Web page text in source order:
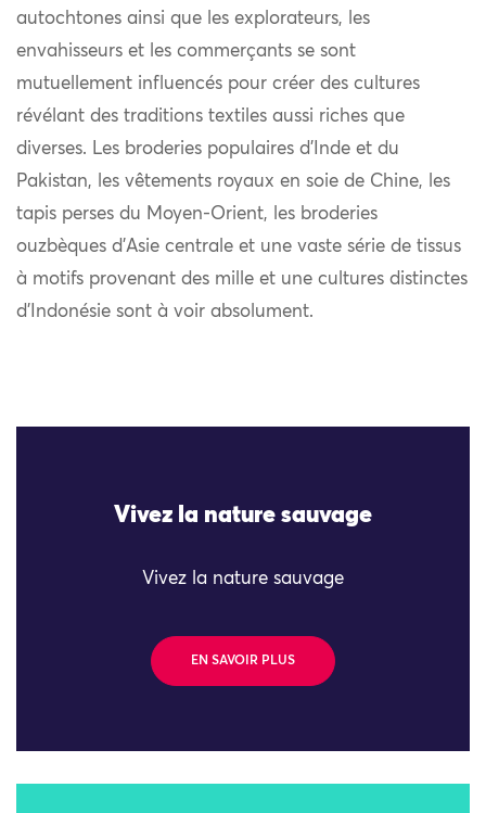
autochtones ainsi que les explorateurs, les
envahisseurs et les commerçants se sont
mutuellement influencés pour créer des cultures
révélant des traditions textiles aussi riches que
diverses. Les broderies populaires d’Inde et du
Pakistan, les vêtements royaux en soie de Chine, les
tapis perses du Moyen-Orient, les broderies
ouzbèques d’Asie centrale et une vaste série de tissus
à motifs provenant des mille et une cultures distinctes
d’Indonésie sont à voir absolument.
Vivez la nature sauvage
Vivez la nature sauvage
EN SAVOIR PLUS